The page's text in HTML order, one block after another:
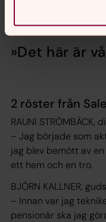
»Det här är
2 röster från
RAUNI STRÖMBÄCK,
– Jag började som
jag blev bemött av en
ett hem och en tro.
BJÖRN KALLNER,
– Innan var jag
pensionär ska jag